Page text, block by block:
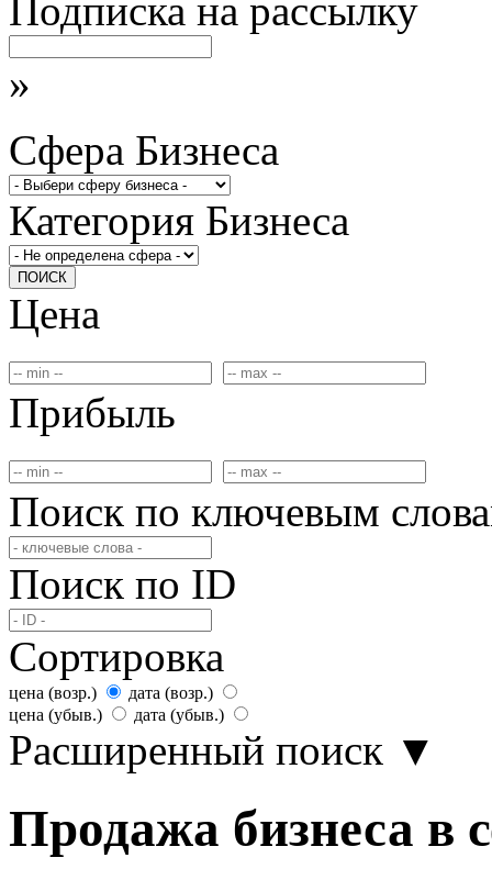
Подписка на рассылку
»
Сфера Бизнеса
Категория Бизнеса
ПОИСК
Цена
Прибыль
Поиск по ключевым
Поиск по ID
Сортировка
цена (возр.)
дата (возр.)
цена (убыв.)
дата (убыв.)
Расширенный поиск ▼
Продажа бизнеса в